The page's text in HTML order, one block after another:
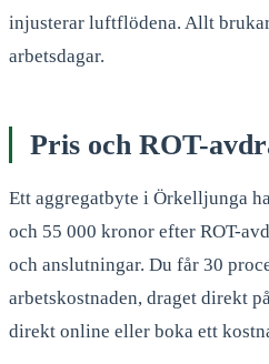
injusterar luftflödena. Allt
arbetsdagar.
Pris och ROT-
Ett aggregatbyte i Örkelljunga
och 55 000 kronor efter ROT-
och anslutningar. Du får 30
arbetskostnaden, draget direkt
direkt online eller boka ett